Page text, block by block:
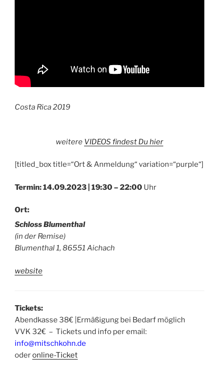
Costa Rica 2019
weitere VIDEOS findest Du hier
[titled_box title=“Ort & Anmeldung“ variation=“purple“]
Termin: 14.09.2023 | 19:30 – 22:00 Uhr
Ort:
Schloss Blumenthal
(in der Remise)
Blumenthal 1, 86551 Aichach
website
Tickets:
Abendkasse 38€ |Ermäßigung bei Bedarf möglich
VVK 32€ – Tickets und info per email:
info@mitschkohn.de
oderonline-Ticket